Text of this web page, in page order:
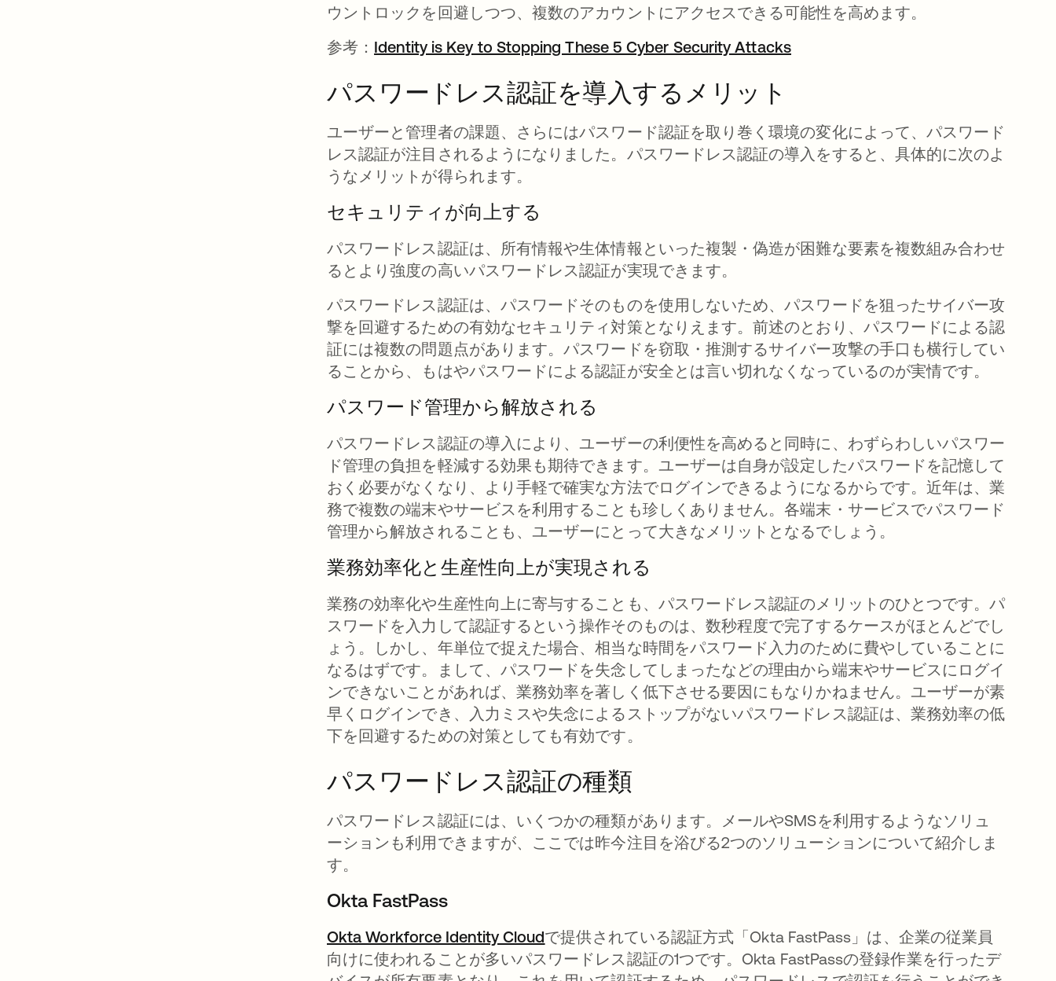
ウントロックを回避しつつ、複数のアカウントにアクセスできる可能性を高めます。
参考： Identity is Key to Stopping These 5 Cyber Security Attacks
パスワードレス認証を導入するメリット
ユーザーと管理者の課題、さらにはパスワード認証を取り巻く環境の変化によって、パスワード
レス認証が注目されるようになりました。パスワードレス認証の導入をすると、具体的に次のよ
うなメリットが得られます。
セキュリティが向上する
パスワードレス認証は、所有情報や生体情報といった複製・偽造が困難な要素を複数組み合わせ
るとより強度の高いパスワードレス認証が実現できます。
パスワードレス認証は、パスワードそのものを使用しないため、パスワードを狙ったサイバー攻
撃を回避するための有効なセキュリティ対策となりえます。前述のとおり、パスワードによる認
証には複数の問題点があります。パスワードを窃取・推測するサイバー攻撃の手口も横行してい
ることから、もはやパスワードによる認証が安全とは言い切れなくなっているのが実情です。
パスワード管理から解放される
パスワードレス認証の導入により、ユーザーの利便性を高めると同時に、わずらわしいパスワー
ド管理の負担を軽減する効果も期待できます。ユーザーは自身が設定したパスワードを記憶して
おく必要がなくなり、より手軽で確実な方法でログインできるようになるからです。近年は、業
務で複数の端末やサービスを利用することも珍しくありません。各端末・サービスでパスワード
管理から解放されることも、ユーザーにとって大きなメリットとなるでしょう。
業務効率化と生産性向上が実現される
業務の効率化や生産性向上に寄与することも、パスワードレス認証のメリットのひとつです。パ
スワードを入力して認証するという操作そのものは、数秒程度で完了するケースがほとんどでし
ょう。しかし、年単位で捉えた場合、相当な時間をパスワード入力のために費やしていることに
なるはずです。まして、パスワードを失念してしまったなどの理由から端末やサービスにログイ
ンできないことがあれば、業務効率を著しく低下させる要因にもなりかねません。ユーザーが素
早くログインでき、入力ミスや失念によるストップがないパスワードレス認証は、業務効率の低
下を回避するための対策としても有効です。
パスワードレス認証の種類
パスワードレス認証には、いくつかの種類があります。メールやSMSを利用するようなソリュ
ーションも利用できますが、ここでは昨今注目を浴びる2つのソリューションについて紹介しま
す。
Okta FastPass
Okta Workforce Identity Cloudで提供されている認証方式「Okta FastPass」は、企業の従業員
向けに使われることが多いパスワードレス認証の1つです。Okta FastPassの登録作業を行ったデ